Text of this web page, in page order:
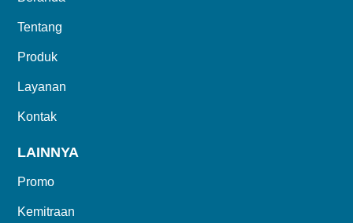
Kontak
Tentang
Produk
Layanan
Kontak
LAINNYA
Promo
Kemitraan